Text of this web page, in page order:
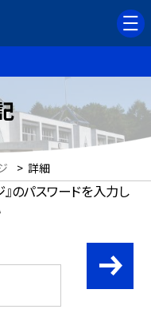
> 詳細
のパスワードを入力し